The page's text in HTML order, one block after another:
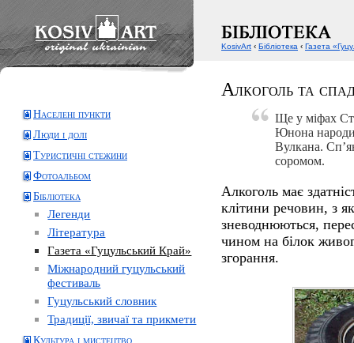
Алкоголь та
Населені пункти
Люди і долі
Туристичні стежини
Фотоальбом
Бібліотека
Легенди
Література
Газета «Гуцульський Край»
Міжнародний гуцульський
фестиваль
Гуцульський словник
Традиції, звичаї та прикмети
Культура і мистецтво
Ще у міфах
Юнона
Вулкана.
соромом.
Алкоголь має
клітини речовин, з
зневоднюються,
чином на білок
згорання.
KosivArt ‹ Бібліотека ‹ Газета